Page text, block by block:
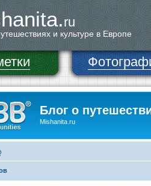
ru
и культуре в Европе
Блог о
Mishanita.ru